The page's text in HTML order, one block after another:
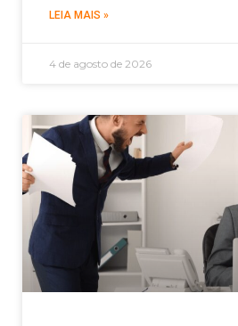
LEIA MAIS »
4 de agosto de 2026